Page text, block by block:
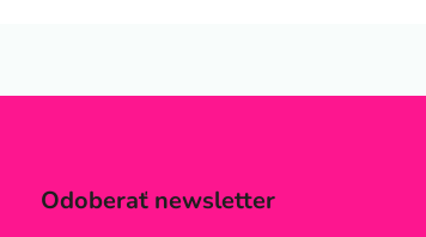
Odoberať newsletter